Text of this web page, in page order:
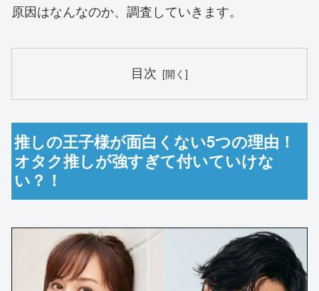
原因はなんなのか、調査していきます。
目次
推しの王子様が面白くない5つの理由！
オタク推しが強すぎて付いていけな
い？！